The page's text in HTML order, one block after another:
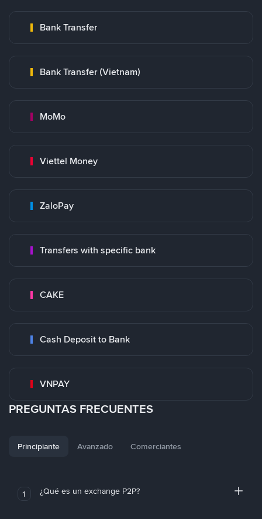
Bank Transfer
Bank Transfer (Vietnam)
MoMo
Viettel Money
ZaloPay
Transfers with specific bank
CAKE
Cash Deposit to Bank
VNPAY
PREGUNTAS FRECUENTES
Principiante Avanzado Comerciantes
1 ¿Qué es un exchange P2P?